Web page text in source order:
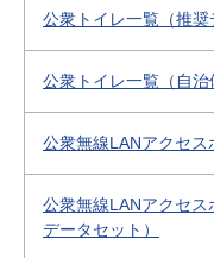
公衆トイレ一覧（推奨
公衆トイレ一覧（自治
公衆無線LANアクセス
公衆無線LANアクセ
データセット）